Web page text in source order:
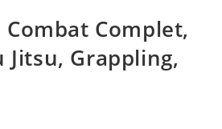
Complet,
Jitsu, Grappling,